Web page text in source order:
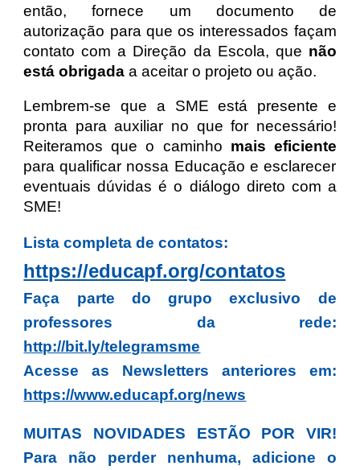
então, fornece um documento de
autorização para que os interessados façam
contato com a Direção da Escola, que não
está obrigada a aceitar o projeto ou ação.
Lembrem-se que a SME está presente e
pronta para auxiliar no que for necessário!
Reiteramos que o caminho mais eficiente
para qualificar nossa Educação e esclarecer
eventuais dúvidas é o diálogo direto com a
SME!
Lista completa de contatos:
https://educapf.org/contatos
Faça parte do grupo exclusivo de
professores da rede:
http://bit.ly/telegramsme
Acesse as Newsletters anteriores em:
https://www.educapf.org/news
MUITAS NOVIDADES ESTÃO POR VIR!
Para não perder nenhuma, adicione o